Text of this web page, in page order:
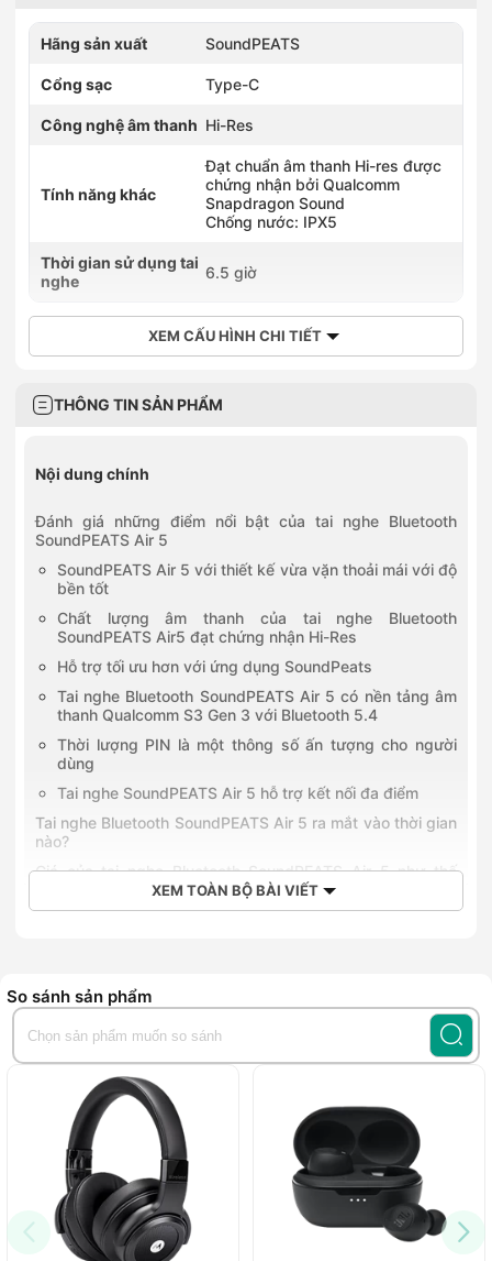
Hãng sản xuất SoundPEATS
Cổng sạc Type-C
Công nghệ âm thanh Hi-Res
Tính năng khác
Đạt chuẩn âm thanh Hi-res được
chứng nhận bởi Qualcomm
Snapdragon Sound
Chống nước: IPX5
Thời gian sử dụng tai
nghe
6.5 giờ
XEM CẤU HÌNH CHI TIẾT
THÔNG TIN SẢN PHẨM
Nội dung chính
Đánh giá những điểm nổi bật của tai nghe Bluetooth
SoundPEATS Air 5
SoundPEATS Air 5 với thiết kế vừa vặn thoải mái với độ
bền tốt
Chất lượng âm thanh của tai nghe Bluetooth
SoundPEATS Air5 đạt chứng nhận Hi-Res
Hỗ trợ tối ưu hơn với ứng dụng SoundPeats
Tai nghe Bluetooth SoundPEATS Air 5 có nền tảng âm
thanh Qualcomm S3 Gen 3 với Bluetooth 5.4
Thời lượng PIN là một thông số ấn tượng cho người
dùng
Tai nghe SoundPEATS Air 5 hỗ trợ kết nối đa điểm
Tai nghe Bluetooth SoundPEATS Air 5 ra mắt vào thời gian
nào?
Giá của tai nghe Bluetooth SoundPEATS Air 5 như thế
Tai nghe Bluetooth
không dây có chất lượng âm thanh tuyệt vời. Tai nghe bao
gồm trình điều khiển 13mm tạo âm thanh mạnh mẽ và cân
bằng. Tai nghe cũng được hỗ trợ Qualcomm, cho phép âm
thanh Bluetooth có độ phân giải cao. Công nghệ Bluetooth
5.4 đảm bảo kết nối ổn định và nhanh chóng. Tai nghe
SoundPEATS Air 5 còn có công nghệ giảm tiếng ồn và 6 mic
giúp giảm tiếng ồn xung quanh và cải thiện độ rõ của giọng
nói. Đây là một lựa chọn tuyệt vời cho những khách hàng
đang tìm kiếm trải nghiệm nghe chất lượng cao, được cá
nhân hóa.
XEM TOÀN BỘ BÀI VIẾT
So sánh sản phẩm